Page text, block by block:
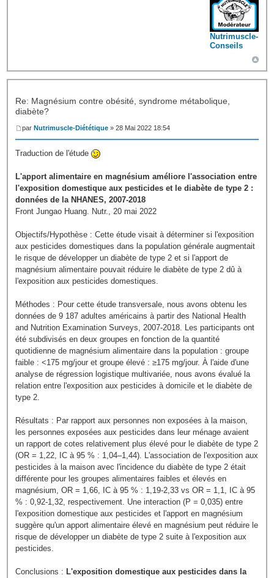
Nutrimuscle-
Conseils
Re: Magnésium contre obésité, syndrome métabolique,
diabète?
parNutrimuscle-Diététique » 28 Mai 2022 18:54
Traduction de l'étude
L'apport alimentaire en magnésium améliore l'association entre
l'exposition domestique aux pesticides et le diabète de type 2 :
données de la NHANES, 2007-2018
Front Jungao Huang. Nutr., 20 mai 2022
Objectifs/Hypothèse : Cette étude visait à déterminer si l'exposition
aux pesticides domestiques dans la population générale augmentait
le risque de développer un diabète de type 2 et si l'apport de
magnésium alimentaire pouvait réduire le diabète de type 2 dû à
l'exposition aux pesticides domestiques.
Méthodes : Pour cette étude transversale, nous avons obtenu les
données de 9 187 adultes américains à partir des National Health
and Nutrition Examination Surveys, 2007-2018. Les participants ont
été subdivisés en deux groupes en fonction de la quantité
quotidienne de magnésium alimentaire dans la population : groupe
faible : <175 mg/jour et groupe élevé : ≥175 mg/jour. À l'aide d'une
analyse de régression logistique multivariée, nous avons évalué la
relation entre l'exposition aux pesticides à domicile et le diabète de
type 2.
Résultats : Par rapport aux personnes non exposées à la maison,
les personnes exposées aux pesticides dans leur ménage avaient
un rapport de cotes relativement plus élevé pour le diabète de type 2
(OR = 1,22, IC à 95 % : 1,04–1,44). L'association de l'exposition aux
pesticides à la maison avec l'incidence du diabète de type 2 était
différente pour les groupes alimentaires faibles et élevés en
magnésium, OR = 1,66, IC à 95 % : 1,19-2,33 vs OR = 1,1, IC à 95
% : 0,92-1,32, respectivement. Une interaction (P = 0,035) entre
l'exposition domestique aux pesticides et l'apport en magnésium
suggère qu'un apport alimentaire élevé en magnésium peut réduire le
risque de développer un diabète de type 2 suite à l'exposition aux
pesticides.
Conclusions : L'exposition domestique aux pesticides dans la